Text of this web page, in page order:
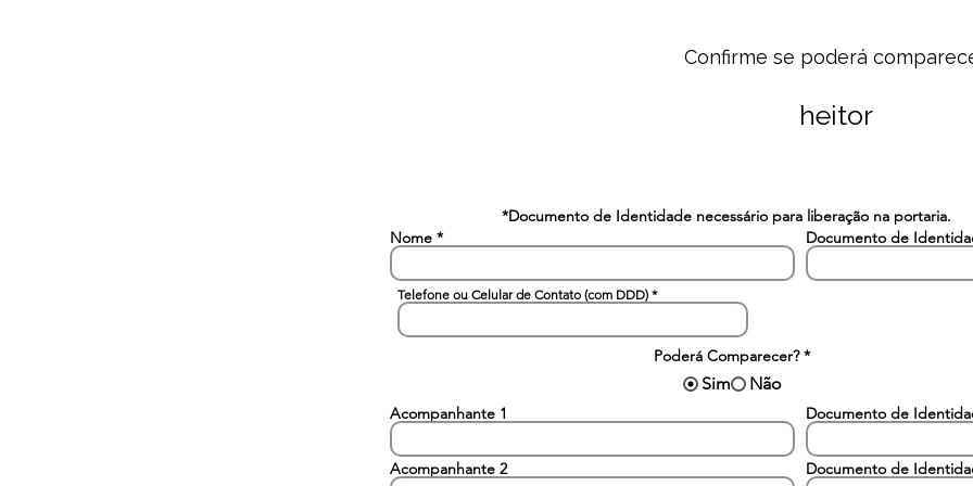
Confirme se poderá
heitor
*Documento de Identidade necessário para liberação na portaria.
Nome
Documento de
Telefone ou Celular de Contato (com DDD)
Poderá Comparecer? *
Sim Não
Acompanhante 1 Documento de
Acompanhante 2 Documento de